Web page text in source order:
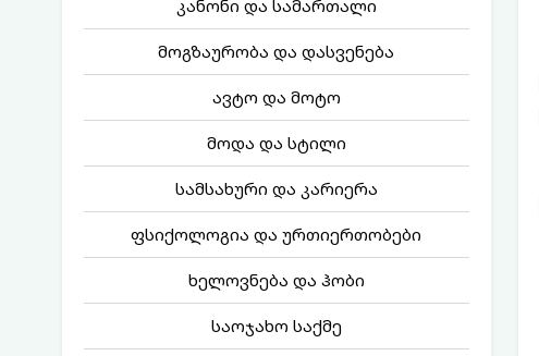
კანონი და სამართალი
მოგზაურობა და დასვენება
ავტო და მოტო
მოდა და სტილი
სამსახური და კარიერა
ფსიქოლოგია და ურთიერთობები
ხელოვნება და ჰობი
საოჯახო საქმე